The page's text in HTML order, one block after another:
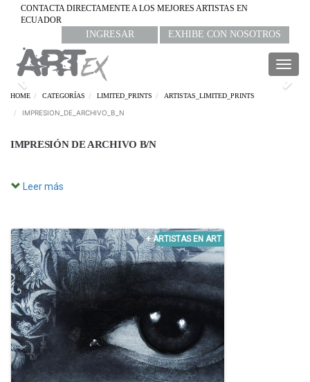
CONTACTA DIRECTAMENTE A LOS MEJORES ARTISTAS EN
ECUADOR
INGRESAR EXHIBE CON NOSOTROS
Previous
HOME CATEGORÍAS LIMITED_PRINTS ARTISTAS_LIMITED_PRINTS
IMPRESION_DE_ARCHIVO_B_N
IMPRESIÓN DE ARCHIVO B/N
Leer más